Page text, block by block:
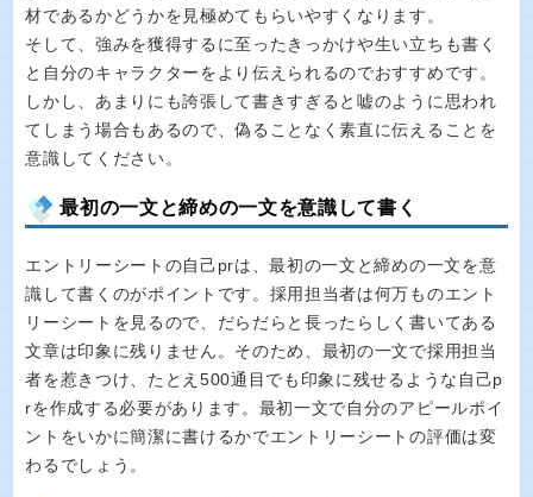
材であるかどうかを見極めてもらいやすくなります。
そして、強みを獲得するに至ったきっかけや生い立ちも書く
と自分のキャラクターをより伝えられるのでおすすめです。
しかし、あまりにも誇張して書きすぎると嘘のように思われ
てしまう場合もあるので、偽ることなく素直に伝えることを
意識してください。
最初の一文と締めの一文を意識して書く
エントリーシートの自己prは、最初の一文と締めの一文を意
識して書くのがポイントです。採用担当者は何万ものエント
リーシートを見るので、だらだらと長ったらしく書いてある
文章は印象に残りません。そのため、最初の一文で採用担当
者を惹きつけ、たとえ500通目でも印象に残せるような自己p
rを作成する必要があります。最初一文で自分のアピールポイ
ントをいかに簡潔に書けるかでエントリーシートの評価は変
わるでしょう。